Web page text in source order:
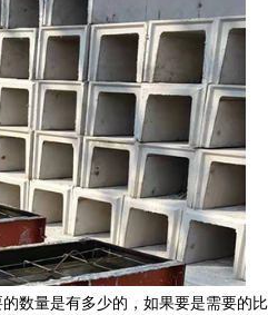
数量是有多少的，如果要是需要的比